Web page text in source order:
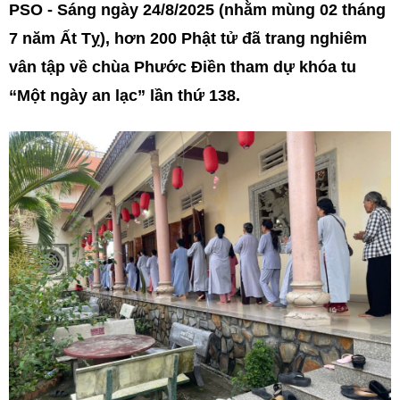
PSO - Sáng ngày 24/8/2025 (nhằm mùng 02 tháng
7 năm Ất Tỵ), hơn 200 Phật tử đã trang nghiêm
vân tập về chùa Phước Điền tham dự khóa tu
“Một ngày an lạc” lần thứ 138.